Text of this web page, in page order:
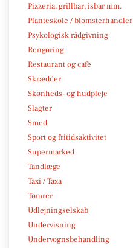
Pizzeria, grillbar, isbar mm.
Planteskole / blomsterhandler
Psykologisk rådgivning
Rengøring
Restaurant og café
Skrædder
Skønheds- og hudpleje
Slagter
Smed
Sport og fritidsaktivitet
Supermarked
Tandlæge
Taxi / Taxa
Tømrer
Udlejningselskab
Undervisning
Undervognsbehandling